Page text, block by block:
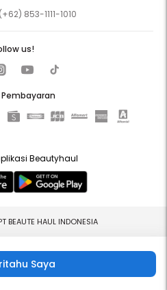
Saya
(+62) 853-1111-1010
us!
Beautyhaul
HAUL INDONESIA